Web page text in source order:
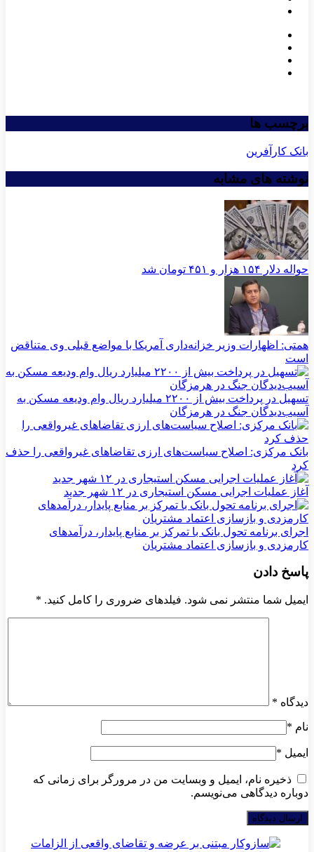
برچسب ها
بانک کارآفرین
نوشته های مشابه
حواله دلار ۱۵۴ هزار و ۴۵۱ تومان شد
همتی: اظهارات وزیر خزانه‌داری آمریکا با مواضع قبلی وی متناقض
است
تسهیل در پرداخت بیش از ۲۲۰۰ میلیارد ریال وام ودیعه مسکن به
آسیب‌دیدگان جنگ در هرمزگان
بانک مرکزی: اصلاح سیاست‌های ارزی تقاضاهای غیرواقعی را حذف
کرد
آغاز عملیات اجرایی مسکن استیجاری در ۱۲ شهر جدید
اجرای برنامه تحول بانک با تمرکز بر منابع پایدار، درآمدهای
کارمزدی و بازسازی اعتماد مشتریان
پاسخ دادن
ایمیل شما منتشر نمی شود. فیلدهای ضروری را کامل کنید. *
دیدگاه *
نام *
ایمیل *
ذخیره نام، ایمیل و وبسایت من در مرورگر برای زمانی که
دوباره دیدگاهی می‌نویسم.